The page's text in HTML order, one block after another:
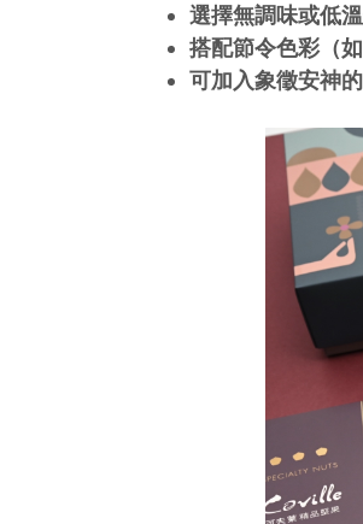
選擇無調味或低
搭配節令色彩（
可加入象徵安神